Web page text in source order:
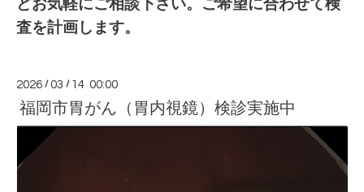
どお気軽にご相談下さい。ご希望に合わせて検
査を計画します。
2026 /03 / 14 00:00
福岡市胃がん（胃内視鏡）検診実施中